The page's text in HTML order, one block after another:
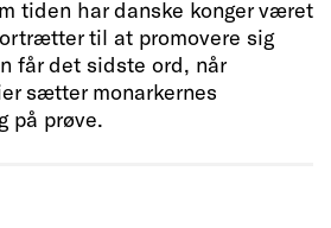
tiden har danske konger været
til at promovere sig
får det sidste ord, når
sætter monarkernes
på prøve.